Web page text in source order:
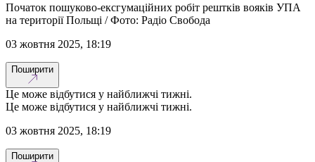
Початок пошуково-ексгумаційних робіт рештків вояків УПА
на території Польщі / Фото: Радіо Свобода
03 жовтня 2025, 18:19
Поширити
Це може відбутися у найближчі тижні.
Це може відбутися у найближчі тижні.
03 жовтня 2025, 18:19
Поширити